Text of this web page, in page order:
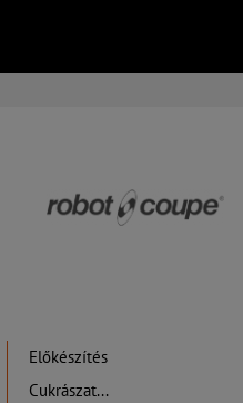
Előkészítés
Cukrászat...